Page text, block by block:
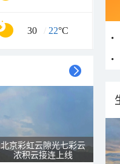
30 / 22°C
北京彩虹云隙光七彩云
浓积云接连上线